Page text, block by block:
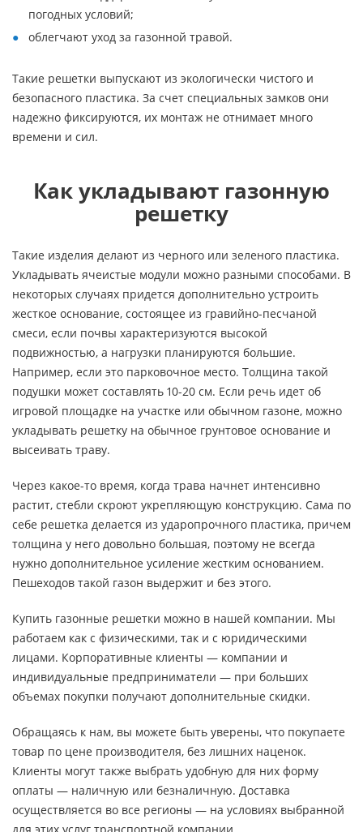
погодных условий;
облегчают уход за газонной травой.
Такие решетки выпускают из экологически чистого и
безопасного пластика. За счет специальных замков они
надежно фиксируются, их монтаж не отнимает много
времени и сил.
Как укладывают газонную
решетку
Такие изделия делают из черного или зеленого пластика.
Укладывать ячеистые модули можно разными способами. В
некоторых случаях придется дополнительно устроить
жесткое основание, состоящее из гравийно-песчаной
смеси, если почвы характеризуются высокой
подвижностью, а нагрузки планируются большие.
Например, если это парковочное место. Толщина такой
подушки может составлять 10-20 см. Если речь идет об
игровой площадке на участке или обычном газоне, можно
укладывать решетку на обычное грунтовое основание и
высеивать траву.
Через какое-то время, когда трава начнет интенсивно
растит, стебли скроют укрепляющую конструкцию. Сама по
себе решетка делается из ударопрочного пластика, причем
толщина у него довольно большая, поэтому не всегда
нужно дополнительное усиление жестким основанием.
Пешеходов такой газон выдержит и без этого.
Купить газонные решетки можно в нашей компании. Мы
работаем как с физическими, так и с юридическими
лицами. Корпоративные клиенты — компании и
индивидуальные предприниматели — при больших
объемах покупки получают дополнительные скидки.
Обращаясь к нам, вы можете быть уверены, что покупаете
товар по цене производителя, без лишних наценок.
Клиенты могут также выбрать удобную для них форму
оплаты — наличную или безналичную. Доставка
осуществляется во все регионы — на условиях выбранной